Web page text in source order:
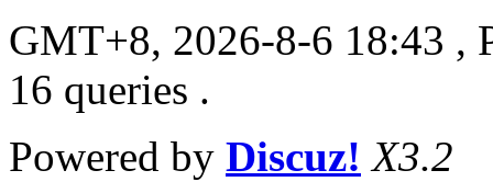
GMT+8, 2026-8-6 18:43 ,
16 queries .
Powered by Discuz! X3.2